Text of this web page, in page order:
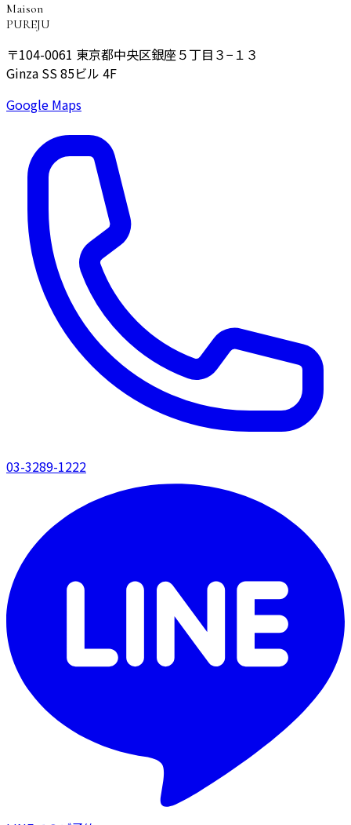
Maison
PUREJU
〒104-0061 東京都中央区銀座５丁目３−１３
Ginza SS 85ビル 4F
Google Maps
03-3289-1222